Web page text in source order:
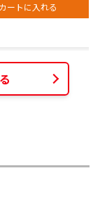
カートに入れる